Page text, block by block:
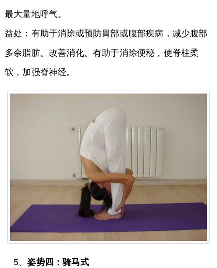
最大量地呼气。
益处：有助于消除或预防胃部或腹部疾病，减少腹部
多余脂肪。改善消化。有助于消除便秘，使脊柱柔
软，加强脊神经。
5、姿势四：骑马式